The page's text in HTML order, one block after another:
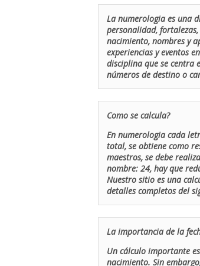
La numerologia es una
personalidad,
nacimiento, nombres y
experiencias y eventos
disciplina que se centra
números de destino o
Como se calcula?
En numerologia cada
total, se obtiene como
maestros, se debe
nombre: 24, hay que
Nuestro sitio es una
detalles completos del
La importancia de la
Un cálculo importante
nacimiento. Sin